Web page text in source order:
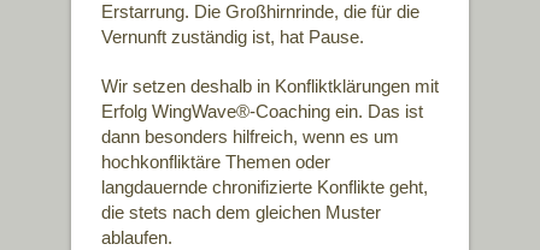
Erstarrung. Die Großhirnrinde, die für die
Vernunft zuständig ist, hat Pause.
Wir setzen deshalb in Konfliktklärungen mit
Erfolg WingWave®-Coaching ein. Das ist
dann besonders hilfreich, wenn es um
hochkonfliktäre Themen oder
langdauernde chronifizierte Konflikte geht,
die stets nach dem gleichen Muster
ablaufen.